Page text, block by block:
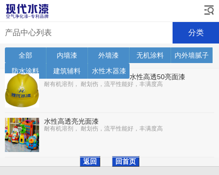
产品中心列表 分类
全部 内墙漆 外墙漆 无机涂料
内外墙腻子
防水涂料
建筑辅料 水性木器漆
水性高透50亮面漆
耐有机溶剂， 耐划伤，流平性能好，丰满度高
水性高透亮光面漆
耐有机溶剂， 耐划伤，流平性能好，丰满度高
返回 回首页